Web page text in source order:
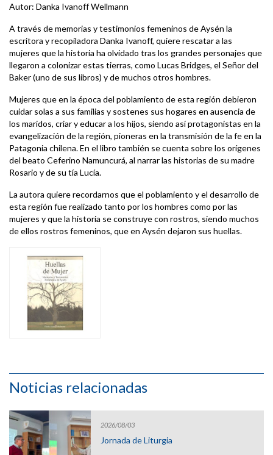
Autor: Danka Ivanoff Wellmann
A través de memorias y testimonios femeninos de Aysén la
escritora y recopiladora Danka Ivanoff, quiere rescatar a las
mujeres que la historia ha olvidado tras los grandes personajes que
llegaron a colonizar estas tierras, como Lucas Bridges, el Señor del
Baker (uno de sus libros) y de muchos otros hombres.
Mujeres que en la época del poblamiento de esta región debieron
cuidar solas a sus familias y sostenes sus hogares en ausencia de
los maridos, criar y educar a los hijos, siendo así protagonistas en la
evangelización de la región, pioneras en la transmisión de la fe en la
Patagonia chilena. En el libro también se cuenta sobre los orígenes
del beato Ceferino Namuncurá, al narrar las historias de su madre
Rosario y de su tía Lucía.
La autora quiere recordarnos que el poblamiento y el desarrollo de
esta región fue realizado tanto por los hombres como por las
mujeres y que la historia se construye con rostros, siendo muchos
de ellos rostros femeninos, que en Aysén dejaron sus huellas.
Noticias relacionadas
2026/08/03
Jornada de Liturgia